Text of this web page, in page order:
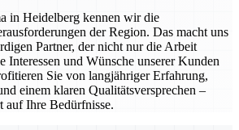
in Heidelberg kennen wir die
der Region. Das macht uns
Partner, der nicht nur die Arbeit
Interessen und Wünsche unserer Kunden
Sie von langjähriger Erfahrung,
einem klaren Qualitätsversprechen –
auf Ihre Bedürfnisse.